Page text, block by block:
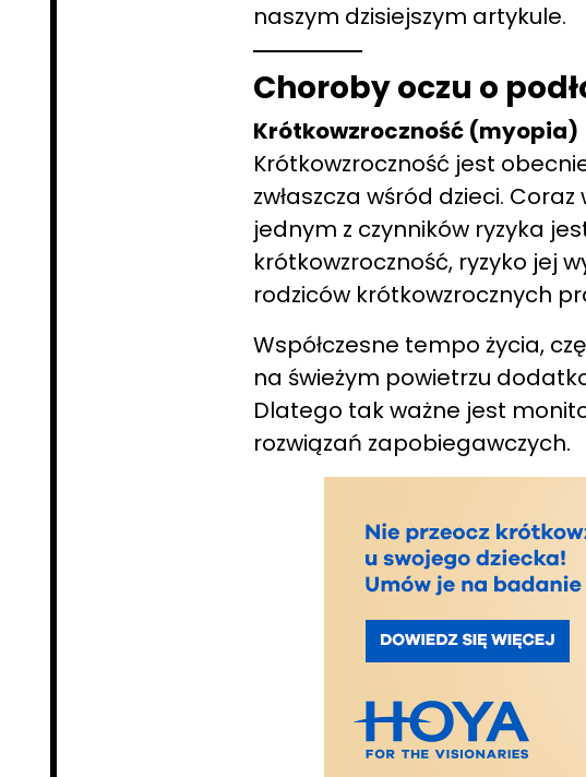
naszym dzisiejszym artykule.
Choroby oczu o
Krótkowzroczność (myopia)
Krótkowzroczność jest
zwłaszcza wśród dzieci.
jednym z czynników ryzyka
krótkowzroczność, ryzyko jej
rodziców krótkowzrocznych
Współczesne tempo życia,
na świeżym powietrzu
Dlatego tak ważne jest
rozwiązań zapobiegawczych.